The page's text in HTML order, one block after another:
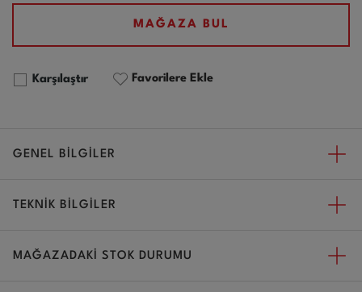
MAĞAZA BUL
Karşılaştır Favorilere Ekle
GENEL BİLGİLER
TEKNİK BİLGİLER
MAĞAZADAKİ STOK DURUMU